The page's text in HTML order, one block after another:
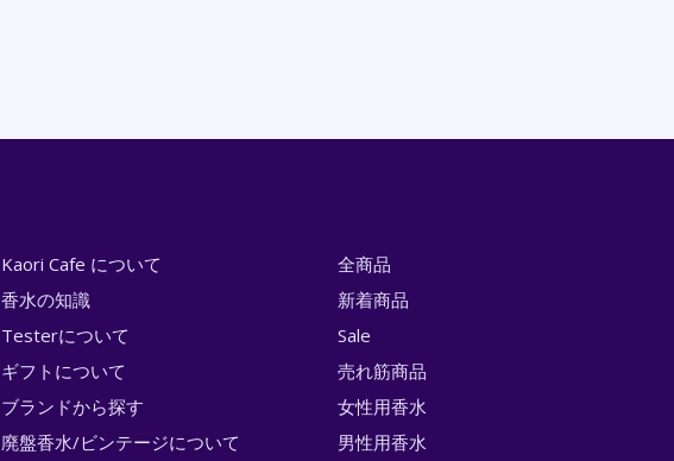
Kaori Cafe について
香水の知識
Testerについて
ギフトについて
ブランドから探す
廃盤香水/ビンテージについて
全商品
新着商品
Sale
売れ筋商品
女性用香水
男性用香水